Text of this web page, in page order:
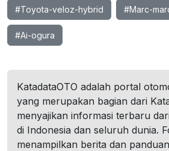
#Toyota-veloz-hybrid #Marc-
#Ai-ogura
KatadataOTO adalah portal
yang merupakan bagian dari
menyajikan informasi terbaru
di Indonesia dan seluruh dunia.
menampilkan berita dan